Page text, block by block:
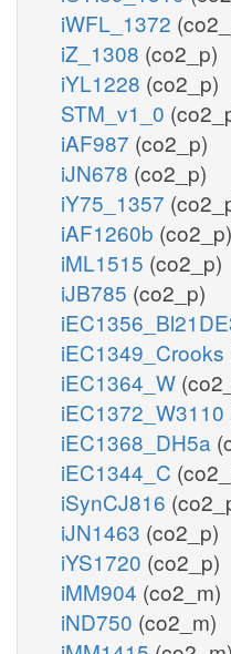
iWFL_1372
iZ_1308 (co2_p)
iYL1228 (co2_p)
STM_v1_0
iAF987 (co2_p)
iJN678 (co2_p)
iY75_1357
iAF1260b (co2_p)
iML1515 (co2_p)
iJB785 (co2_p)
iEC1349_Crooks
iEC1364_W
iEC1372_W3110
iEC1368_DH5a
iEC1344_C
iSynCJ816
iJN1463 (co2_p)
iYS1720 (co2_p)
iMM904 (co2_m)
iND750 (co2_m)